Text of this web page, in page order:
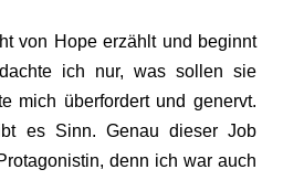
von Hope erzählt und beginnt
ich nur, was sollen sie
mich überfordert und genervt.
es Sinn. Genau dieser Job
denn ich war auch